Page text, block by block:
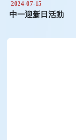
2024-07-15
中一迎新日活動